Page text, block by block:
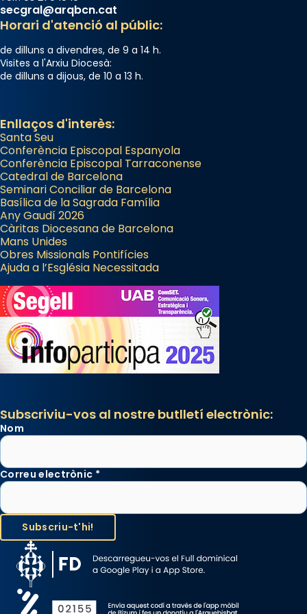
partir de l’Edat Mitjana sorgeix la tradició
que les santes Juliana (“relatiu a Júlia”) i
Semproniana (“relatiu a Semprònia =
eterna”) són deixebles seves. I l’any 1667, el
frare Joan Gaspar Roig, afirma en una obra
Mataró en reivindicarà les relíquies fins que
les aconseguirà el 1772. L’ofici que es canta
a la “Missa de les Santes” (“Missa de
Glòria”) fou composta el 1848 per Mn.
Manuel Blanch, amb aire d’òpera
italianitzant; s’interpreta per privilegi
pontifici, amb orquestra i cor, i té una
duració aproximada de tres hores. Després,
processó (recuperada el 1972) al voltant
del temple amb les relíquies de les santes.
Des de 1985 hi participa també un grup de
diablesses amb música i ball propis. Festa
gran a Mataró.
«Si vols saber què és calor, ves per les
Santes a Mataró»🥵.
secgral@arqbcn.cat
Horari d'atenció al públic:
de dilluns a divendres, de 9 a 14 h.
Visites a l'Arxiu Diocesà:
de dilluns a dijous, de 10 a 13 h.
Enllaços d'interès:
Santa Seu
Conferència Episcopal Espanyola
Conferència Episcopal Tarraconense
Catedral de Barcelona
Seminari Conciliar de Barcelona
Basílica de la Sagrada Família
Any Gaudí 2026
Càritas Diocesana de Barcelona
Mans Unides
Obres Missionals Pontifícies
Ajuda a l’Església Necessitada
Subscriviu-vos al nostre butlletí electrònic:
Nom
Correu electrònic *